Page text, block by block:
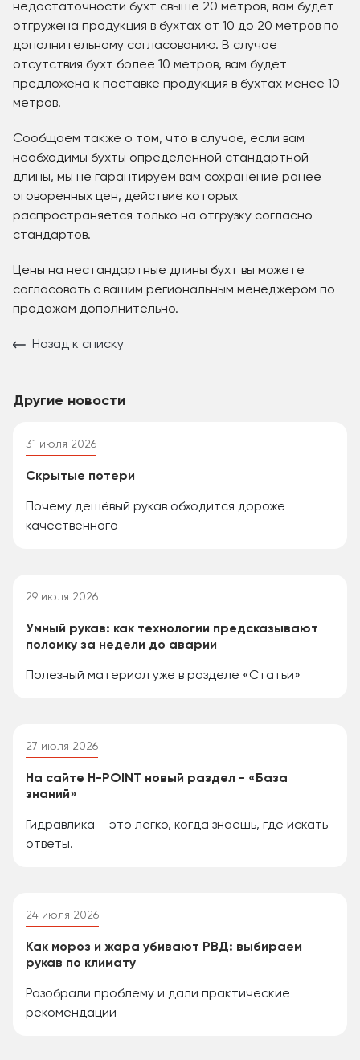
недостаточности бухт свыше 20 метров, вам будет
отгружена продукция в бухтах от 10 до 20 метров по
дополнительному согласованию. В случае
отсутствия бухт более 10 метров, вам будет
предложена к поставке продукция в бухтах менее 10
метров.
Сообщаем также о том, что в случае, если вам
необходимы бухты определенной стандартной
длины, мы не гарантируем вам сохранение ранее
оговоренных цен, действие которых
распространяется только на отгрузку согласно
стандартов.
Цены на нестандартные длины бухт вы можете
согласовать с вашим региональным менеджером по
продажам дополнительно.
Назад к списку
Другие новости
31 июля 2026
Скрытые потери
Почему дешёвый рукав обходится дороже
качественного
29 июля 2026
Умный рукав: как технологии предсказывают
поломку за недели до аварии
Полезный материал уже в разделе «Статьи»
27 июля 2026
На сайте H-POINT новый раздел - «База
знаний»
Гидравлика – это легко, когда знаешь, где искать
ответы.
24 июля 2026
Как мороз и жара убивают РВД: выбираем
рукав по климату
Разобрали проблему и дали практические
рекомендации